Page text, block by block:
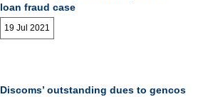
loan fraud case
19 Jul 2021
Discoms’ outstanding dues to gencos